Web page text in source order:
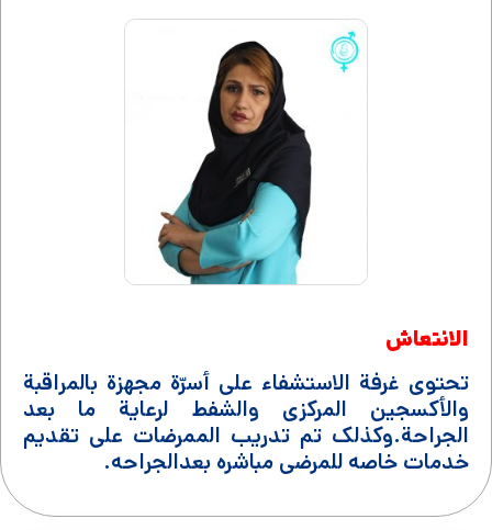
الانتعاش
تحتوی غرفة الاستشفاء على أسرّة مجهزة بالمراقبة
والأکسجین المرکزی والشفط لرعایة ما بعد
الجراحة.وکذلک تم تدریب الممرضات علی تقدیم
خدمات خاصه للمرضی مباشره بعدالجراحه.